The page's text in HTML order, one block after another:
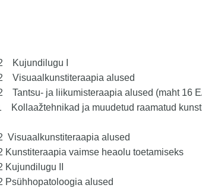
Kujundilugu I
Visuaalkunstiteraapia alused
Tantsu- ja liikumisteraapia alused (maht 16
Kollaažtehnikad ja muudetud raamatud
Visuaalkunstiteraapia alused
Kunstiteraapia vaimse heaolu toetamiseks
Kujundilugu II
Psühhopatoloogia alused